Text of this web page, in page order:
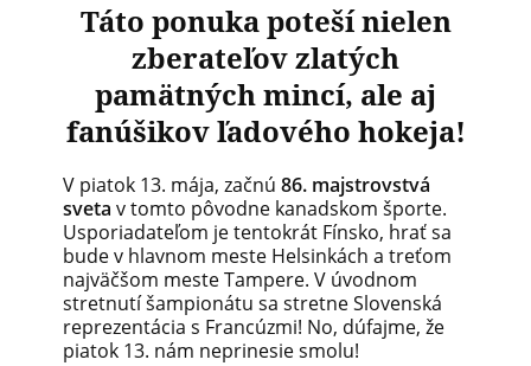
Táto ponuka poteší nielen
zberateľov zlatých
pamätných mincí, ale aj
fanúšikov ľadového hokeja!
V piatok 13. mája, začnú 86. majstrovstvá
sveta v tomto pôvodne kanadskom športe.
Usporiadateľom je tentokrát Fínsko, hrať sa
bude v hlavnom meste Helsinkách a treťom
najväčšom meste Tampere. V úvodnom
stretnutí šampionátu sa stretne Slovenská
reprezentácia s Francúzmi! No, dúfajme, že
piatok 13. nám neprinesie smolu!